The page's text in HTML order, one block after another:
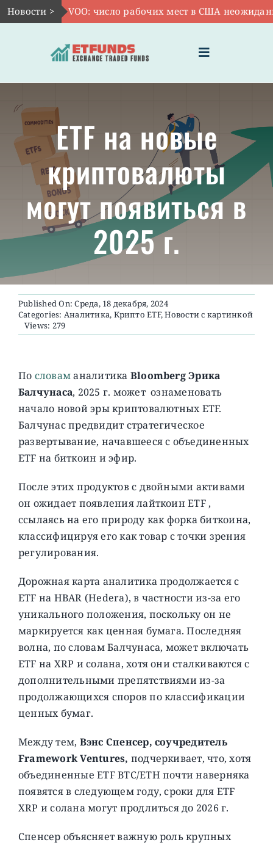
Skip
to
Новости >
Авг 7:VOO: число рабочих мест в США неожиданно
Toggle
Navigation
ГЛАВНАЯ
ЧТО ТАКОЕ ETF
ИНВЕСТИЦИИ В ETF
ТЕМАТИЧЕСКИЕ ETF
АКТУАЛЬНЫЕ
О ПРОЕКТЕ
ETF на новые
криптовалюты
могут появиться в
2025 г.
Published On: Среда, 18 декабря, 2024
Categories: Аналитика, Крипто ETF,Новости с картинкой
Views: 279
По словаманалитика Bloomberg Эрика
Балчунаса, 2025 г. может ознаменовать
начало новой эры криптовалютных ETF.
Балчунас предвидит стратегическое
развертывание, начавшееся с объединенных
ETF на биткоин и эфир.
После этих продуктов с двойными активами
он ожидает появления лайткоин ETF ,
ссылаясь на его природу как форка биткоина,
классифицируя его как товар с точки зрения
регулирования.
Дорожная карта аналитика продолжается с
ETF на HBAR (Hedera), в частности из-за его
уникального положения, поскольку он не
маркируется как ценная бумага. Последняя
волна, по словам Балчунаса, может включать
ETF на XRP и солана, хотя они сталкиваются с
дополнительными препятствиями из-за
продолжающихся споров по классификации
ценных бумаг.
Между тем, Вэнс Спенсер, соучредитель
Framework Ventures, подчеркивает, что, хотя
объединенные ETF BTC/ETH почти наверняка
появятся в следующем году, сроки для ETF
XRP и солана могут продлиться до 2026 г.
Спенсер объясняет важную роль крупных